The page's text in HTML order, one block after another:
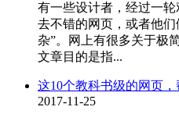
有一些设计者，经过一
去不错的网页，或者他
杂”。网上有很多关于极
文章目的是指...
这10个教科书级的网页
2017-11-25